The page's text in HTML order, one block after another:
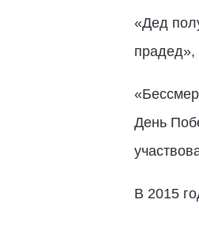
«Дед
прадед»,
День
В 2015